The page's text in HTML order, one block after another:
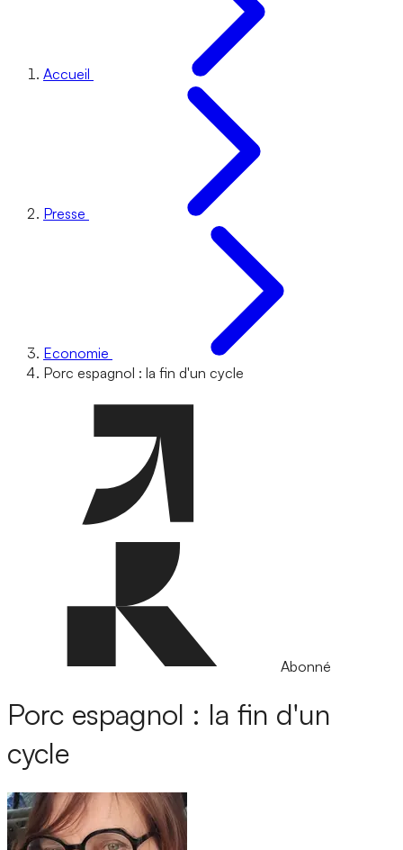
Accueil
Presse
Economie
Porc espagnol : la fin d'un cycle
Abonné
Porc espagnol : la fin d'un
cycle